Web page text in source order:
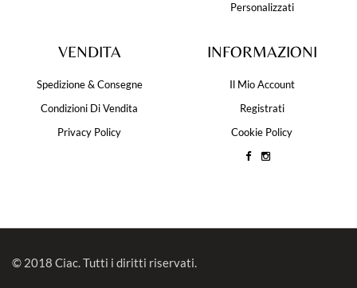
Personalizzati
VENDITA
Spedizione & Consegne
Condizioni Di Vendita
Privacy Policy
INFORMAZIONI
Il Mio Account
Registrati
Cookie Policy
© 2018 Ciac. Tutti i diritti riservati.